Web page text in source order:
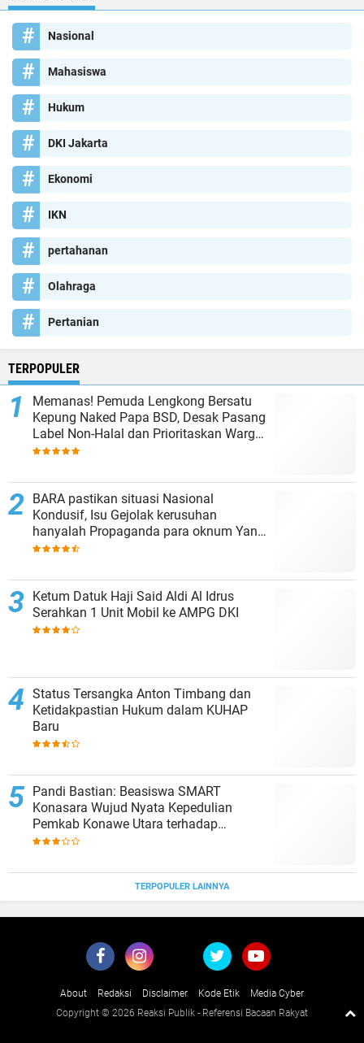
Nasional
Mahasiswa
Hukum
DKI Jakarta
Ekonomi
IKN
pertahanan
Olahraga
Pertanian
TERPOPULER
Memanas! Pemuda Lengkong Bersatu
Kepung Naked Papa BSD, Desak Pasang
Label Non-Halal dan Prioritaskan Warga
Lokal
BARA pastikan situasi Nasional
Kondusif, Isu Gejolak kerusuhan
hanyalah Propaganda para oknum Yang
tidak cinta NKRI!!!
Ketum Datuk Haji Said Aldi Al Idrus
Serahkan 1 Unit Mobil ke AMPG DKI
Status Tersangka Anton Timbang dan
Ketidakpastian Hukum dalam KUHAP
Baru
Pandi Bastian: Beasiswa SMART
Konasara Wujud Nyata Kepedulian
Pemkab Konawe Utara terhadap
Pendidikan
TERPOPULER LAINNYA
About Redaksi Disclaimer Kode Etik
Media Cyber
Copyright © 2026 Reaksi Publik - Referensi Bacaan Rakyat